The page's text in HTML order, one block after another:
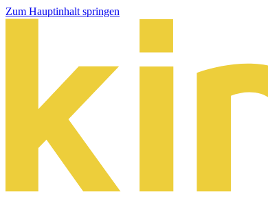
Zum Hauptinhalt springen